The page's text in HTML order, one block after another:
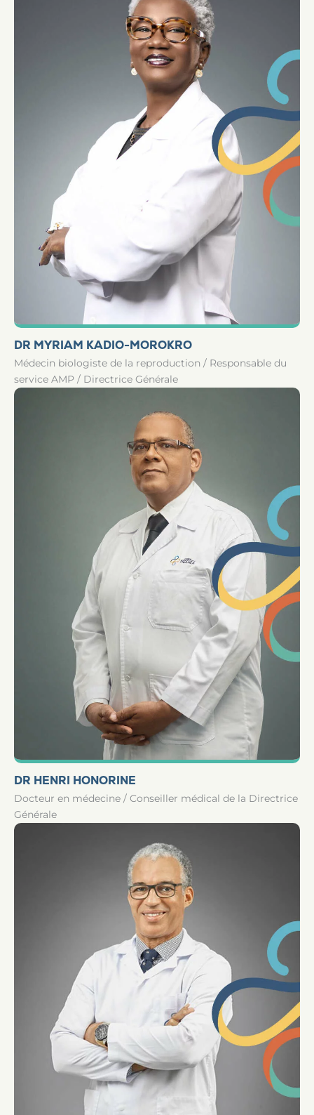
DR MYRIAM KADIO-MOROKRO
Médecin biologiste de la reproduction / Responsable du
service AMP / Directrice Générale
DR HENRI HONORINE
Docteur en médecine / Conseiller médical de la Directrice
Générale